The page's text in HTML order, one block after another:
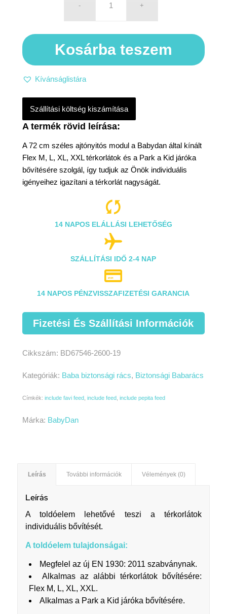
A 72 cm széles ajtónyitós modul a Babydan által kínált
Flex M, L, XL, XXL térkorlátok és a Park a Kid járóka
bővítésére szolgál, így tudjuk az Önök individuális
igényeihez igazítani a térkorlát nagyságát.
Kosárba teszem
Kívánságlistára
Szállítási költség kiszámítása

14 NAPOS ELÁLLÁSI LEHETŐSÉG

SZÁLLÍTÁSI IDŐ 2-4 NAP

14 NAPOS PÉNZVISSZAFIZETÉSI GARANCIA
Fizetési És Szállítási Információk
Cikkszám: BD67546-2600-19
Kategóriák: Baba biztonsági rács, Biztonsági Babarács
Címkék: include favi feed include feed include pepita feed
Márka: BabyDan
Leírás További információk Vélemények (0)
Leírás
A toldóelem lehetővé teszi a térkorlátok
individuális bővítését.
A toldóelem tulajdonságai:
Megfelel az új EN 1930: 2011 szabványnak.
Alkalmas az alábbi térkorlátok bővítésére:
Flex M, L, XL, XXL.
Alkalmas a Park a Kid járóka bővítésére.